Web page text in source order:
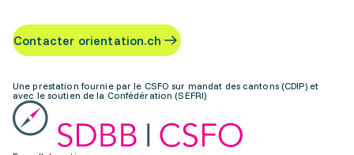
Contacter orientation.ch
Une prestation fournie par le CSFO sur mandat des cantons (CDIP) et
avec le soutien de la Confédération (SEFRI)